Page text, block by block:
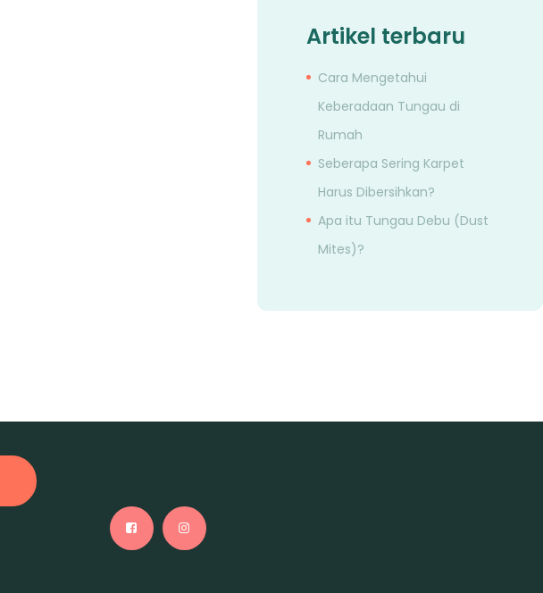
Artikel terbaru
Cara Mengetahui
Keberadaan Tungau di
Rumah
Seberapa Sering Karpet
Harus Dibersihkan?
Apa itu Tungau Debu (Dust
Mites)?